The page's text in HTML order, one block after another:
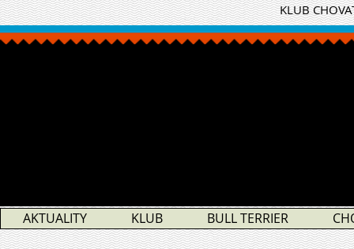
KLUB
AKTUALITY KLUB BULL TERRIER